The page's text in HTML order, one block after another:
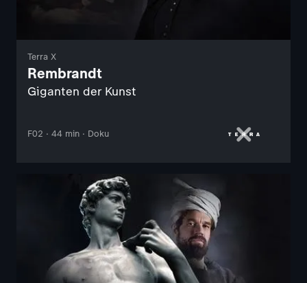
Terra X
Rembrandt
Giganten der Kunst
F02 · 44 min · Doku